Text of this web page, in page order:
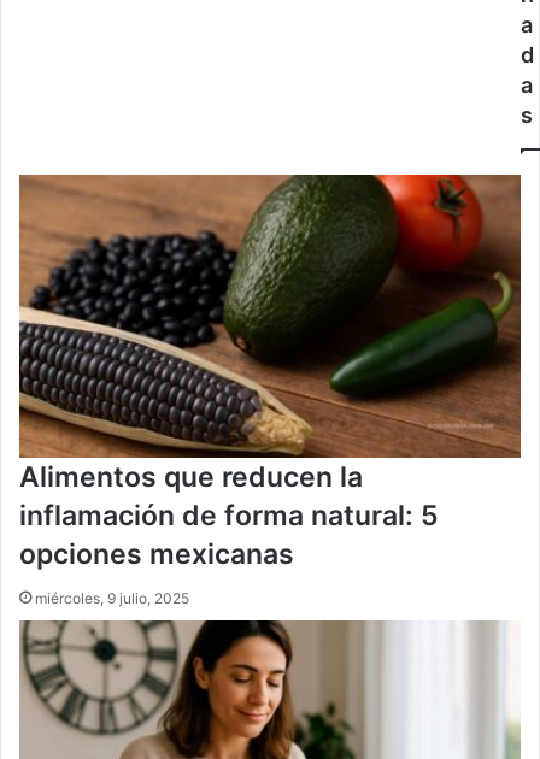
a
d
a
s
Alimentos que reducen la
inflamación de forma natural: 5
opciones mexicanas
miércoles, 9 julio, 2025